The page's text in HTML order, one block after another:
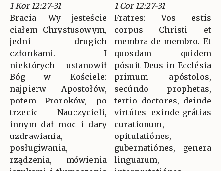
1 Kor 12:27-31
Bracia: Wy jesteście
ciałem Chrystusowym,
jedni drugich
członkami. I
niektórych ustanowił
Bóg w Kościele:
najpierw Apostołów,
potem Proroków, po
trzecie Nauczycieli,
innym dał moc i dary
uzdrawiania,
posługiwania,
rządzenia, mówienia
1 Cor 12:27-31
Fratres: Vos estis
corpus Christi et
membra de membro. Et
quosdam quidem
pósuit Deus in Ecclésia
primum apóstolos,
secúndo prophetas,
tertio doctores, deinde
virtútes, exinde grátias
curationum,
opitulatiónes,
gubernatiónes, genera
linguarum,